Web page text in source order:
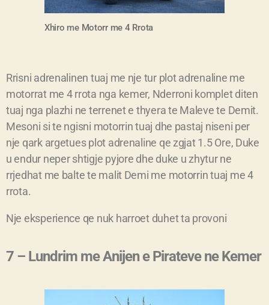
Xhiro me Motorr me 4 Rrota
Rrisni adrenalinen tuaj me nje tur plot adrenaline me
motorrat me 4 rrota nga kemer, Nderroni komplet diten
tuaj nga plazhi ne terrenet e thyera te Maleve te Demit.
Mesoni si te ngisni motorrin tuaj dhe pastaj niseni per
nje qark argetues plot adrenaline qe zgjat 1.5 Ore, Duke
u endur neper shtigje pyjore dhe duke u zhytur ne
rrjedhat me balte te malit Demi me motorrin tuaj me 4
rrota.
Nje eksperience qe nuk harroet duhet ta provoni
7 – Lundrim me Anijen e Pirateve ne Kemer